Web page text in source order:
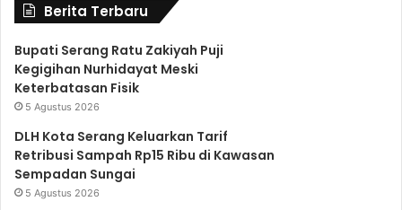
c
e
b
o
i
t
u
Berita Terbaru
Bupati Serang Ratu Zakiyah Puji
Kegigihan Nurhidayat Meski
Keterbatasan Fisik
5 Agustus 2026
DLH Kota Serang Keluarkan Tarif
Retribusi Sampah Rp15 Ribu di Kawasan
Sempadan Sungai
5 Agustus 2026